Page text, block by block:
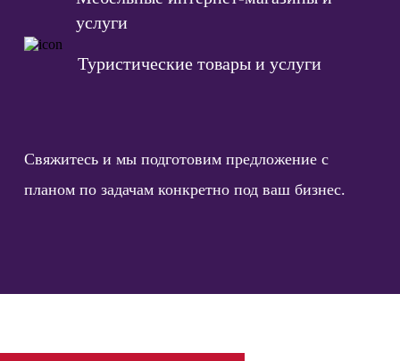
услуги
Туристические товары и услуги
Свяжитесь и мы подготовим предложение с
планом по задачам конкретно под ваш бизнес.